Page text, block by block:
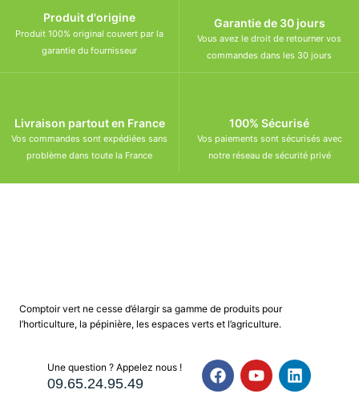
Produit d'origine
Produit 100% original couvert par la
garantie du fournisseur
Garantie de 30 jours
Vous avez le droit de retourner vos
commandes dans les 30 jours
Livraison partout en France
Vos commandes sont expédiées sans
problème dans toute la France
100% Sécurisé
Vos paiements sont sécurisés avec
notre réseau de sécurité privé
Comptoir vert ne cesse d’élargir sa gamme de produits pour
l’horticulture, la pépinière, les espaces verts et l’agriculture.
Une question ? Appelez nous !
09.65.24.95.49